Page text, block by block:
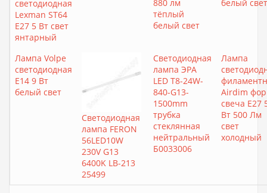
светодиодная
Lexman ST64
E27 5 Вт свет
янтарный
880 лм
тёплый
белый свет
белый свет
Лампа Volpe
светодиодная
E14 9 Вт
белый свет
Светодиодная
лампа FERON
56LED10W
230V G13
6400K LB-213
25499
Светодиодная
лампа ЭРА
LED T8-24W-
840-G13-
1500mm
трубка
стеклянная
нейтральный
Б0033006
Лампа
Airdim
свеча E27
Вт 500 Лм
свет
холодный